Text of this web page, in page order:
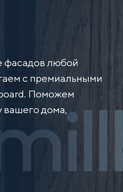
фасадов любой
с премиальными
Поможем
вашего дома,